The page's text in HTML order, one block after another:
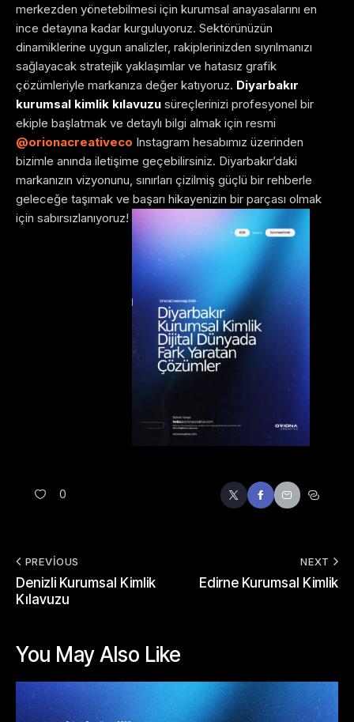
merkezden yönetebilmesi için kurumsal anayasalarını en
ince detayına kadar kurguluyoruz. Sektörünüzün
dinamiklerine uygun analizler, rakiplerinizden sıyrılmanızı
sağlayacak stratejik yaklaşımlar ve hatasız grafik
çözümleriyle markanıza değer katıyoruz. Diyarbakır
kurumsal kimlik kılavuzu süreçlerinizi profesyonel bir
ekiple başlatmak ve detaylı bilgi almak için resmi
@orionacreativeco Instagram hesabımız üzerinden
bizimle anında iletişime geçebilirsiniz. Diyarbakır’daki
markanızın vizyonunu, sınırları çizilmiş güçlü bir rehberle
geleceğe taşımak ve başarı hikayenizin bir parçası olmak
için sabırsızlanıyoruz!
0
PREVIOUS
Denizli Kurumsal Kimlik
Kılavuzu
NEXT
Edirne Kurumsal Kimlik
You May Also Like